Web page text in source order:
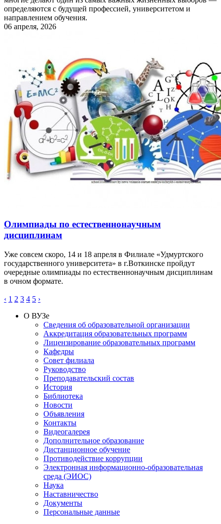
определяются с будущей профессией, университетом и
направлением обучения.
06 апреля, 2026
Олимпиады по естественнонаучным
дисциплинам
Уже совсем скоро, 14 и 18 апреля в Филиале «Удмуртского
государственного университета» в г.Воткинске пройдут
очередные олимпиады по естественнонаучным дисциплинам
в очном формате.
‹ 1 2 3 4 5 ›
О ВУЗе
Сведения об образовательной организации
Аккредитация образовательных программ
Лицензирование образовательных программ
Кафедры
Совет филиала
Руководство
Преподавательский состав
История
Библиотека
Новости
Объявления
Контакты
Видеогалерея
Дополнительное образование
Дистанционное обучение
Противодействие коррупции
Электронная информационно-образовательная
среда (ЭИОС)
Наука
Наставничество
Документы
Персональные данные